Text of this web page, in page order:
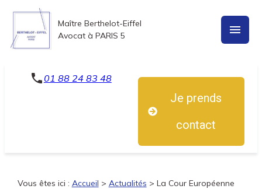
Maître Berthelot-Eiffel
Avocat à PARIS 5
menu
phone 01 88 24 83 48
Je prends
contact
Vous êtes ici : Accueil > Actualités > La Cour Européenne
Panneau de gestion des cookies